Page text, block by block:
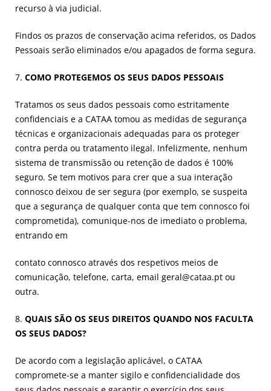
recurso à via judicial.
Findos os prazos de conservação acima referidos, os Dados
Pessoais serão eliminados e/ou apagados de forma segura.
7. COMO PROTEGEMOS OS SEUS DADOS PESSOAIS
Tratamos os seus dados pessoais como estritamente
confidenciais e a CATAA tomou as medidas de segurança
técnicas e organizacionais adequadas para os proteger
contra perda ou tratamento ilegal. Infelizmente, nenhum
sistema de transmissão ou retenção de dados é 100%
seguro. Se tem motivos para crer que a sua interação
connosco deixou de ser segura (por exemplo, se suspeita
que a segurança de qualquer conta que tem connosco foi
comprometida), comunique-nos de imediato o problema,
entrando em
contato connosco através dos respetivos meios de
comunicação, telefone, carta, email geral@cataa.pt ou
outra.
8. QUAIS SÃO OS SEUS DIREITOS QUANDO NOS FACULTA
OS SEUS DADOS?
De acordo com a legislação aplicável, o CATAA
compromete-se a manter sigilo e confidencialidade dos